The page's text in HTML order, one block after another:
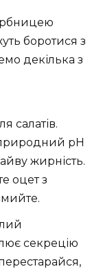
боротися з
декілька з
салатів.
pH
жирність.
оцет з
секрецію